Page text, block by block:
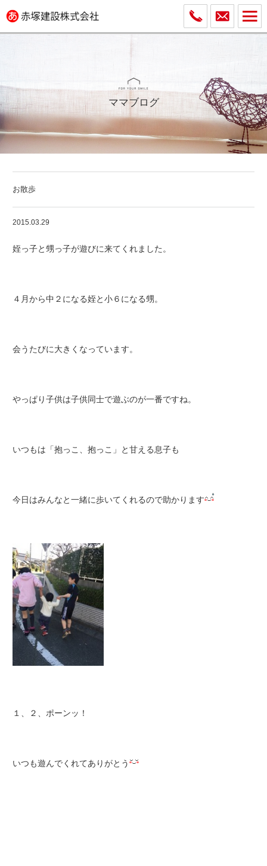
ママブログ
お散歩
2015.03.29
姪っ子と甥っ子が遊びに来てくれました。
４月から中２になる姪と小６になる甥。
会うたびに大きくなっています。
やっぱり子供は子供同士で遊ぶのが一番ですね。
いつもは「抱っこ、抱っこ」と甘える息子も
今日はみんなと一緒に歩いてくれるので助かります
１、２、ポーンッ！
いつも遊んでくれてありがとう